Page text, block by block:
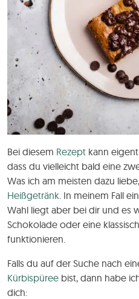
Bei diesem Rezept kann
dass du vielleicht bald eine
Was ich am meisten dazu
Heißgetränk . In meinem Fall
Wahl liegt aber bei dir und es
Schokolade oder eine
funktionieren.
Falls du auf der Suche nach
Kürbispüree bist, dann habe
dich: